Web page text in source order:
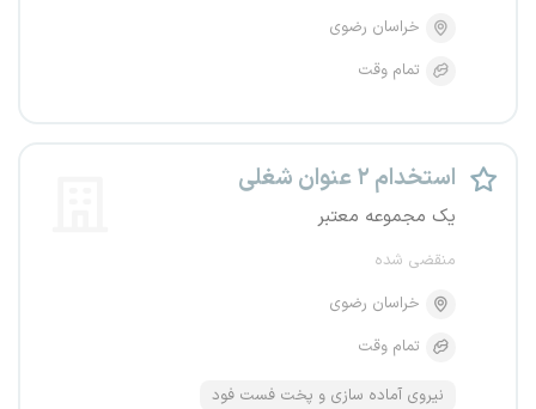
خراسان رضوی
تمام وقت
استخدام ۲ عنوان شغلی
یک مجموعه معتبر
منقضی شده
خراسان رضوی
تمام وقت
نیروی آماده سازی و پخت فست فود